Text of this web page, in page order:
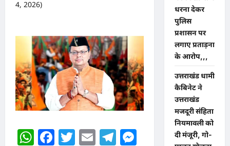
4, 2026)
WhatsApp
Facebook
Twitter
EmailTelegram
Messenger
धरना देकर
पुलिस
प्रशासन पर
लगाए प्रताड़ना
के आरोप,,,
उत्तराखंड धामी
कैबिनेट ने
उत्तराखंड
मजदूरी संहिता
नियमावली को
दी मंजूरी, गो-